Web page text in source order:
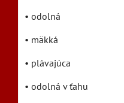
• odolná
• mäkká
• plávajúca
• odolná v ťahu